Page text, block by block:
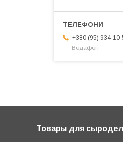
+380 (95) 934-10-
Водафон
Товары для